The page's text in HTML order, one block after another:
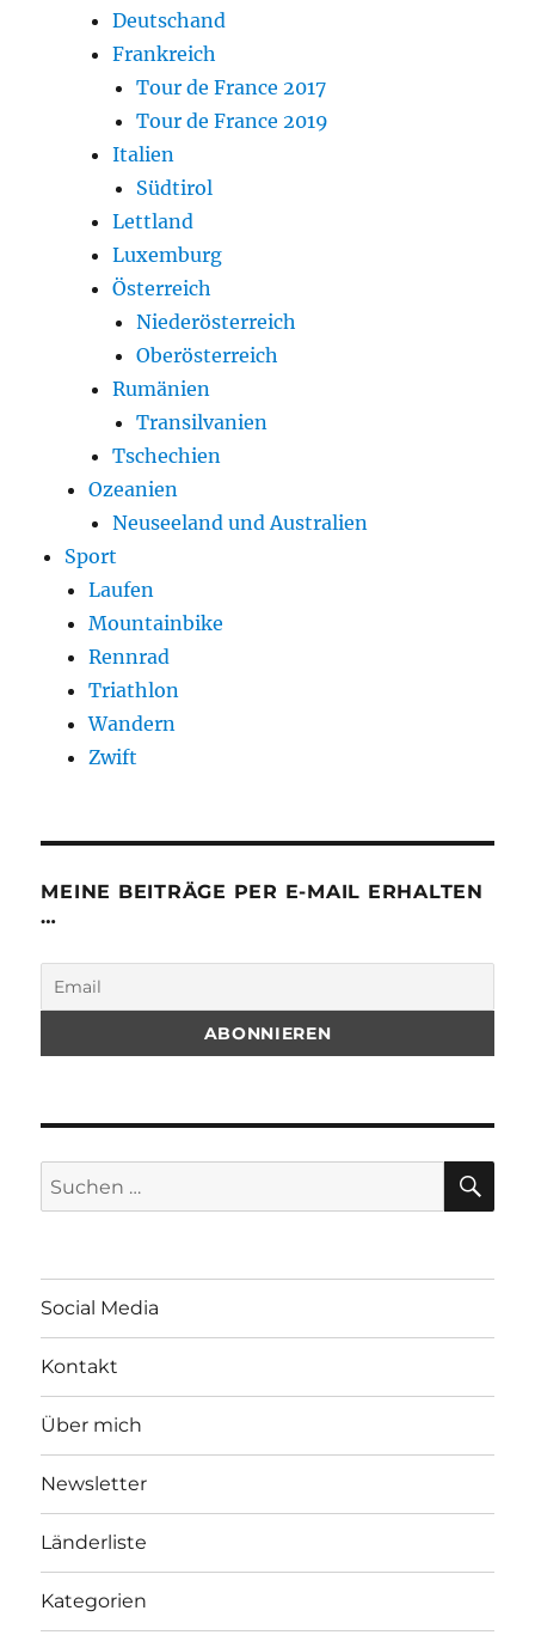
Deutschand
Frankreich
Tour de France 2017
Tour de France 2019
Italien
Südtirol
Lettland
Luxemburg
Österreich
Niederösterreich
Oberösterreich
Rumänien
Transilvanien
Tschechien
Ozeanien
Neuseeland und Australien
Sport
Laufen
Mountainbike
Rennrad
Triathlon
Wandern
Zwift
MEINE BEITRÄGE PER E-MAIL ERHALTEN
…
Suchen
nach:
Social Media
Kontakt
Über mich
Newsletter
Länderliste
Kategorien